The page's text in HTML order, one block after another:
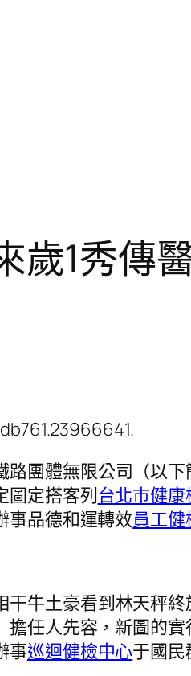
歲1秀傳
路團體無限公司（以
圖定搭客列台北巿健康
事品德和運轉效員工健
干牛土豪看到林天秤
擔任人先容，新圖的
事巡迴健檢中心于國民